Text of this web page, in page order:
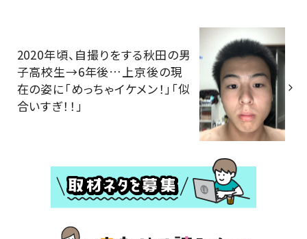
2020年頃、自撮りをする秋田の男
子高校生→6年後…上京後の現
在の姿に「めっちゃイケメン！」「似
合いすぎ！！」